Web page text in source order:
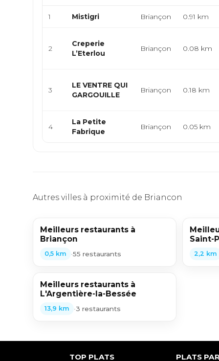
1 Mistigri Briançon 0.91 km
2
Creperie
L’Eterlou
Briançon 0.08 km
3
LE VENTRE QUI
GARGOUILLE
Briançon 0.18 km
4
La Petite
Fabrique
Briançon 0.05 km
Autres villes à proximité de Briancon
Meilleurs restaurants à
Briançon
0,5 km •55 restaurants
Saint-
2,2 km
Meilleurs restaurants à
L'Argentière-la-Bessée
13,9 km •3 restaurants
TOP PLATS PLATS